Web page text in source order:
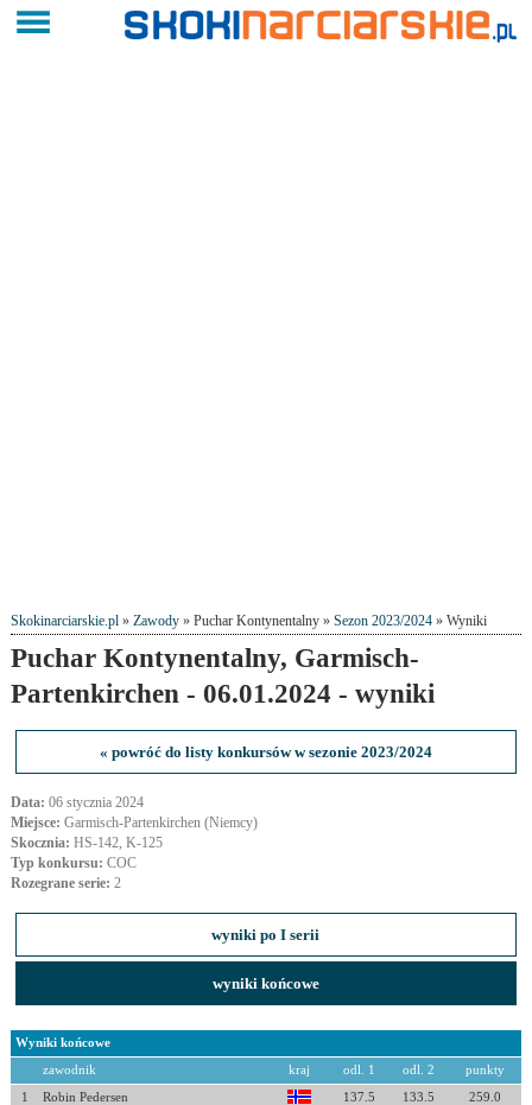
Skokinarciarskie.pl» Zawody» Puchar Kontynentalny » Sezon 2023/2024» Wyniki
Puchar Kontynentalny, Garmisch-
Partenkirchen - 06.01.2024 - wyniki
« powróć do listy konkursów w sezonie 2023/2024
Data: 06 stycznia 2024
Miejsce: Garmisch-Partenkirchen (Niemcy)
Skocznia: HS-142, K-125
Typ konkursu: COC
Rozegrane serie: 2
wyniki po I serii
wyniki końcowe
Wyniki końcowe
zawodnik kraj odl. 1 odl. 2 punkty
1 Robin Pedersen 137.5 133.5 259.0